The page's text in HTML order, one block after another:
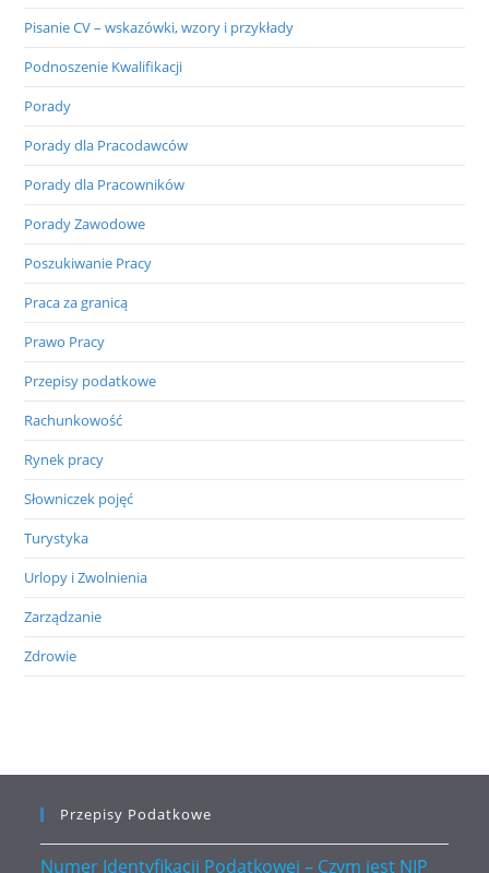
Pisanie CV – wskazówki, wzory i przykłady
Podnoszenie Kwalifikacji
Porady
Porady dla Pracodawców
Porady dla Pracowników
Porady Zawodowe
Poszukiwanie Pracy
Praca za granicą
Prawo Pracy
Przepisy podatkowe
Rachunkowość
Rynek pracy
Słowniczek pojęć
Turystyka
Urlopy i Zwolnienia
Zarządzanie
Zdrowie
Przepisy Podatkowe
Numer Identyfikacji Podatkowej – Czym jest NIP